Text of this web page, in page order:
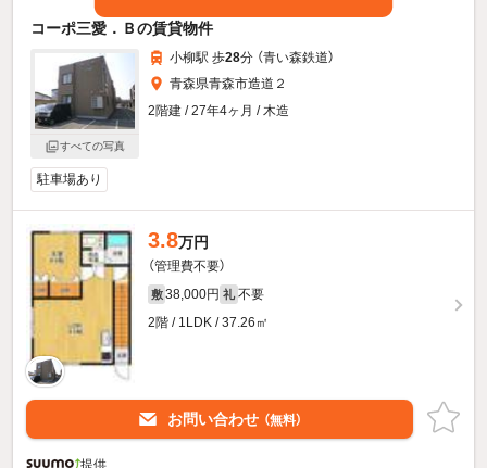
コーポ三愛．Ｂの賃貸物件
すべての写真
小柳駅 歩28分 （青い森鉄道）
青森県青森市造道２
2階建 / 27年4ヶ月 / 木造
駐車場あり
3.8万円
（管理費不要）
敷 38,000円 礼 不要
2階 / 1LDK / 37.26㎡
お問い合わせ （無料）
提供